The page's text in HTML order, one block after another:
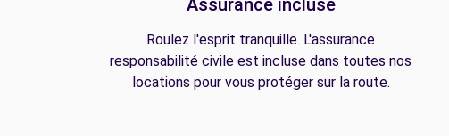
Assurance incluse
Roulez l'esprit tranquille. L'assurance
responsabilité civile est incluse dans toutes nos
locations pour vous protéger sur la route.